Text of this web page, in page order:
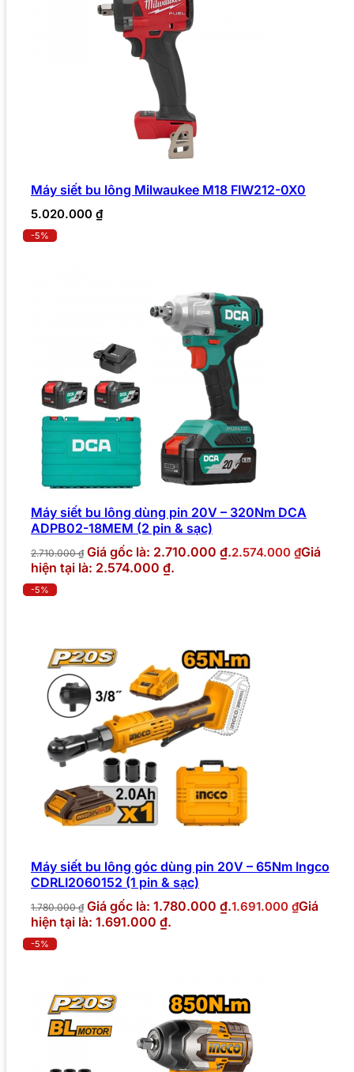
Máy siết bu lông Milwaukee M18 FIW212-0X0
5.020.000 ₫
-5%
Máy siết bu lông dùng pin 20V – 320Nm DCA
ADPB02-18MEM (2 pin & sạc)
2.710.000₫ Giá gốc là: 2.710.000 ₫.2.574.000 ₫Giá
hiện tại là: 2.574.000 ₫.
-5%
Máy siết bu lông góc dùng pin 20V – 65Nm Ingco
CDRLI2060152 (1 pin & sạc)
1.780.000₫ Giá gốc là: 1.780.000 ₫.1.691.000 ₫Giá
hiện tại là: 1.691.000 ₫.
-5%